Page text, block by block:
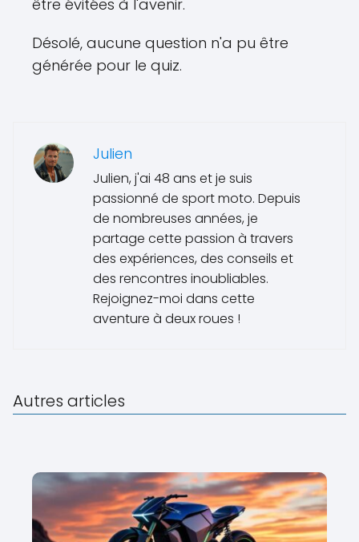
être évitées à l'avenir.
Désolé, aucune question n'a pu être
générée pour le quiz.
Julien
Julien, j'ai 48 ans et je suis
passionné de sport moto. Depuis
de nombreuses années, je
partage cette passion à travers
des expériences, des conseils et
des rencontres inoubliables.
Rejoignez-moi dans cette
aventure à deux roues !
Autres articles